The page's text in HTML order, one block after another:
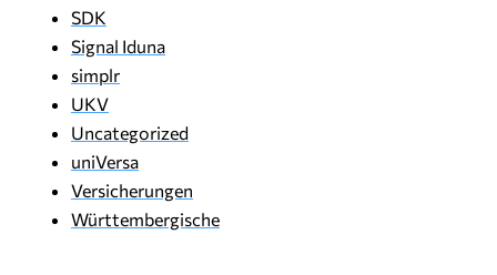
SDK
Signal Iduna
simplr
UKV
Uncategorized
uniVersa
Versicherungen
Württembergische